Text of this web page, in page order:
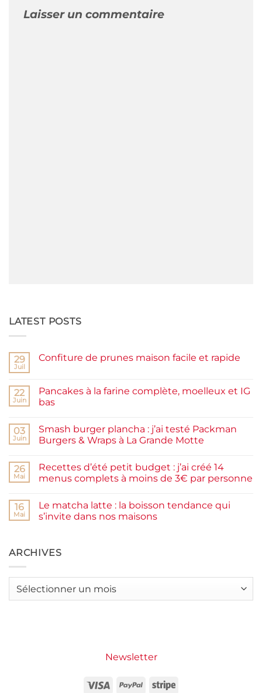
Laisser un commentaire
LATEST POSTS
29
Juil
Confiture de prunes maison facile et rapide
Confiture
de
prunes
et
rapide
22
Juin
Pancakes à la farine complète, moelleux et IG
bas
sur
Pancakes
à
complète,
moelleux
et
03
Juin
Smash burger plancha : j’ai testé Packman
Burgers & Wraps à La Grande Motte
sur
Smash
burger
testé
Packman
Burgers &
Grande
Motte
26
Mai
Recettes d’été petit budget : j’ai créé 14
menus complets à moins de 3€ par personne
sur
Recettes
d’été
j’ai
créé
à
16
Mai
Le matcha latte : la boisson tendance qui
s’invite dans nos maisons
Le
matcha
boisson
ARCHIVES
Archives
Newsletter
Visa PayPal Stripe